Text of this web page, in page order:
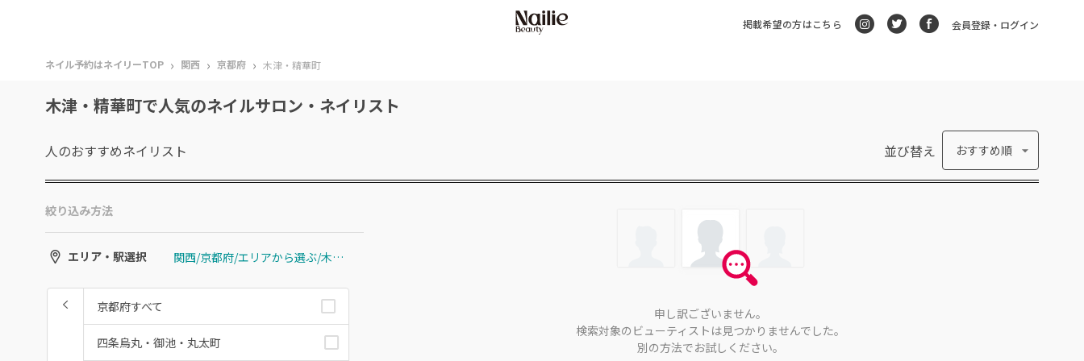
掲載希望の方はこちら 会員登録・ログイン
ネイル予約はネイリーTOP › 関西 › 京都府 › 木津・精華町
木津・精華町で人気のネイルサロン・ネイリスト
人のおすすめネイリスト 並び替え おすすめ順
絞り込み方法
エリア・駅選択 関西/京都府/エリアから選ぶ/木津・精華町
京都府すべて
四条烏丸・御池・丸太町
申し訳ございません。
検索対象のビューティストは見つかりませんでした。
別の方法でお試しください。